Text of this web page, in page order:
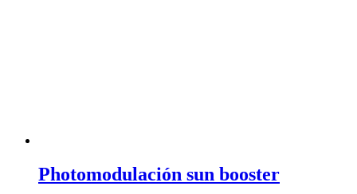
Photomodulación sun booster